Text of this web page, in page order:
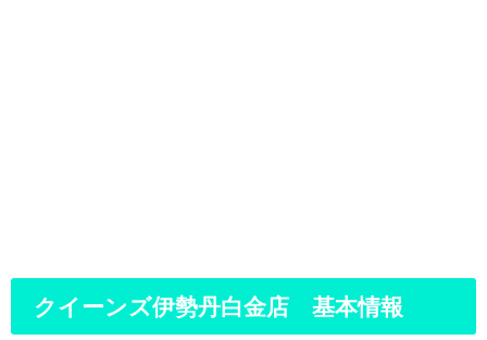
クイーンズ伊勢丹白金店 基本情報